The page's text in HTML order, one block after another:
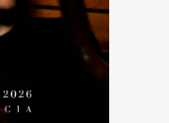
FLOWPIANO
/ 27